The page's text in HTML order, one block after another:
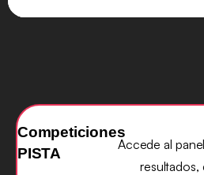
Competiciones
PISTA
Accede al